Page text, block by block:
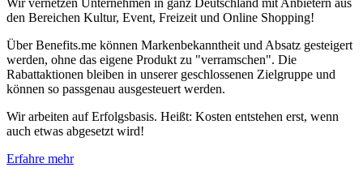
Wir vernetzen Unternehmen in ganz Deutschland mit Anbietern aus
den Bereichen Kultur, Event, Freizeit und Online Shopping!
Über Benefits.me können Markenbekanntheit und Absatz gesteigert
werden, ohne das eigene Produkt zu "verramschen". Die
Rabattaktionen bleiben in unserer geschlossenen Zielgruppe und
können so passgenau ausgesteuert werden.
Wir arbeiten auf Erfolgsbasis. Heißt: Kosten entstehen erst, wenn
auch etwas abgesetzt wird!
Erfahre mehr